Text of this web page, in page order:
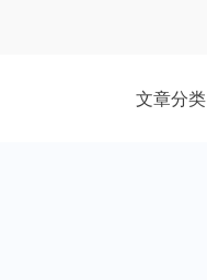
文章分类